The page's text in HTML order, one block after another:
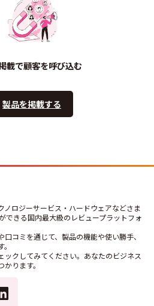
載で顧客を呼び込む
製品を掲載する
ノロジーサービス・ハードウェアなどさま
できる国内最大級のレビュープラットフォ
コミを通じて、製品の機能や使い勝手、
ックしてみてください。あなたのビジネス
ります。